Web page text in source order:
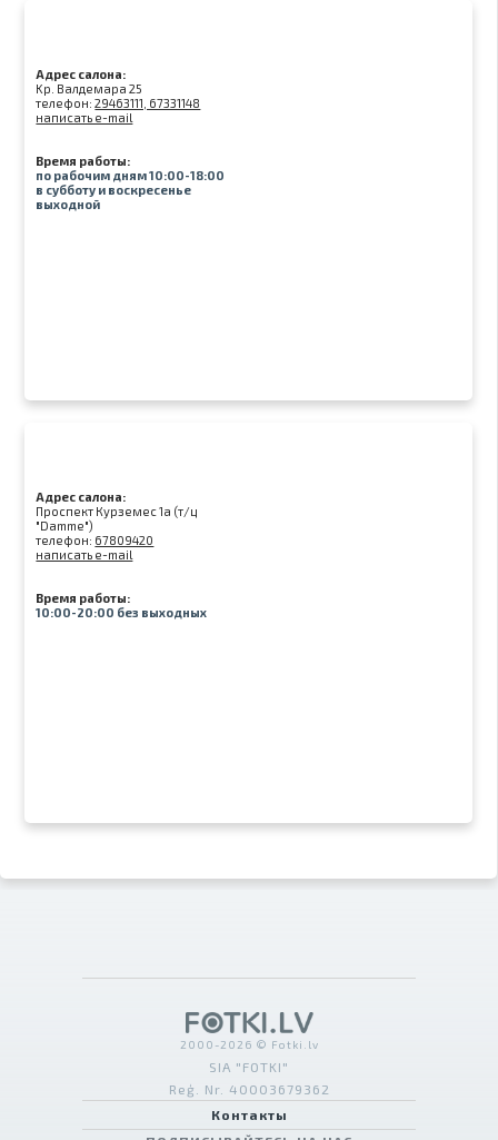
Адрес салона:
Kр. Валдемара 25
телефон:29463111, 67331148
написать e-mail
Время работы:
по рабочим дням 10:00-18:00
в субботу и воскресенье
выходной
Адрес салона:
Проспект Курземес 1а (т/ц
"Damme")
телефон: 67809420
написать e-mail
Время работы:
10:00-20:00 без выходных
2000-2026 © Fotki.lv
SIA "FOTKI"
Reģ. Nr. 40003679362
Контакты